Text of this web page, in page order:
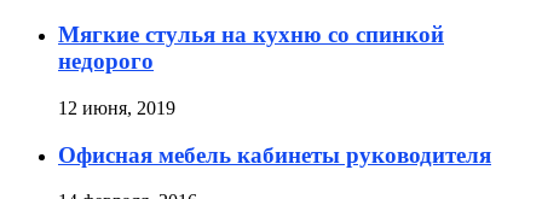
Мягкие стулья на кухню со спинкой
недорого
12 июня, 2019
Офисная мебель кабинеты руководителя